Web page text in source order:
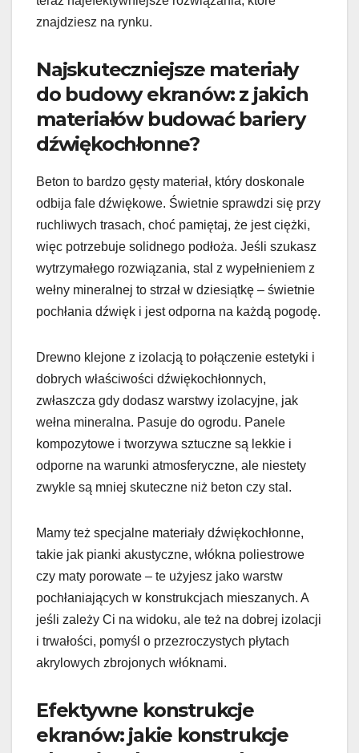
znajdziesz na rynku.
Najskuteczniejsze materiały
do budowy ekranów: z jakich
materiałów budować bariery
dźwiękochłonne?
Beton to bardzo gęsty materiał, który doskonale
odbija fale dźwiękowe. Świetnie sprawdzi się przy
ruchliwych trasach, choć pamiętaj, że jest ciężki,
więc potrzebuje solidnego podłoża. Jeśli szukasz
wytrzymałego rozwiązania, stal z wypełnieniem z
wełny mineralnej to strzał w dziesiątkę – świetnie
pochłania dźwięk i jest odporna na każdą pogodę.
Drewno klejone z izolacją to połączenie estetyki i
dobrych właściwości dźwiękochłonnych,
zwłaszcza gdy dodasz warstwy izolacyjne, jak
wełna mineralna. Pasuje do ogrodu. Panele
kompozytowe i tworzywa sztuczne są lekkie i
odporne na warunki atmosferyczne, ale niestety
zwykle są mniej skuteczne niż beton czy stal.
Mamy też specjalne materiały dźwiękochłonne,
takie jak pianki akustyczne, włókna poliestrowe
czy maty porowate – te użyjesz jako warstw
pochłaniających w konstrukcjach mieszanych. A
jeśli zależy Ci na widoku, ale też na dobrej izolacji
i trwałości, pomyśl o przezroczystych płytach
akrylowych zbrojonych włóknami.
Efektywne konstrukcje
ekranów: jakie konstrukcje